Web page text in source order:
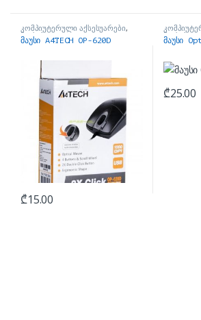
კომპიუტერული აქსესუარები,
მაუსები
მაუსი A4TECH OP-620D
₾15.00
მაუსები
მაუსი
₾25.00